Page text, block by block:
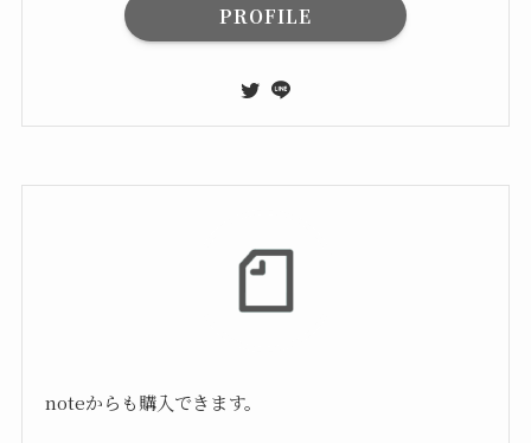
PROFILE
noteからも購入できます。